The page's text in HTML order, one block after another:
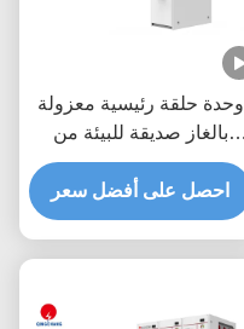
وحدة حلقة رئيسية معزولة
بالغاز صديقة للبيئة من
سلسلة QEFG بجهد 24 كيلو
فولت
احصل على أفضل سعر